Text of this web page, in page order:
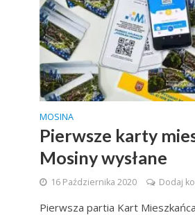
MOSINA
Pierwsze karty
Mosiny wysłane
16 Października 2020 Dodaj
Pierwsza partia Kart